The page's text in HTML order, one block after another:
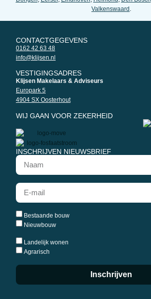
Valkenswaard
CONTACTGEGEVENS
0162 42 63 48
info@klijsen.nl
VESTIGINGSADRES
Klijsen Makelaars & Adviseurs
Europark 5
4904 SX Oosterhout
WIJ GAAN VOOR ZEKERHEID
INSCHRIJVEN NIEUWSBRIEF
Bestaande bouw
Nieuwbouw
Landelijk wonen
Agrarisch
Inschrijven